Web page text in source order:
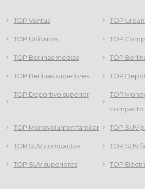
TOP Ventas TOP
TOP Utilitarios TOP
TOP Berlinas medias TOP
TOP Berlinas superiores TOP
TOP Deportivo superior
TOP
compacto
TOP Monovolumen familiar TOP SUV
TOP SUV compactos TOP SUV
TOP SUV superiores TOP